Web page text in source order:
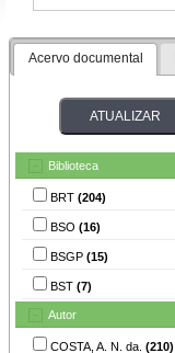
Acervo documental
Biblioteca
BRT (204)
BSO (16)
BSGP (15)
BST (7)
Autor
COSTA, A. N. da. (210)